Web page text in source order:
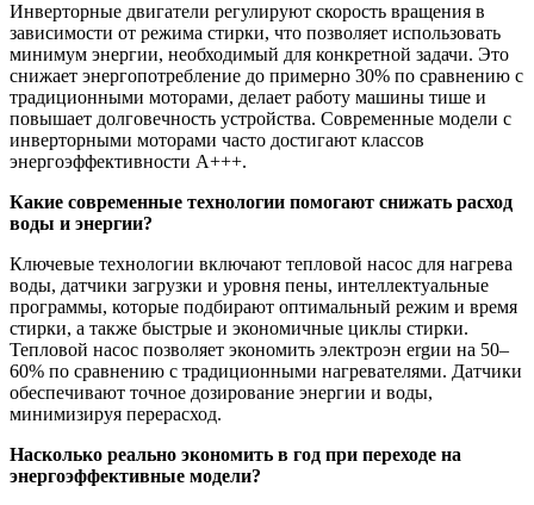
Инверторные двигатели регулируют скорость вращения в
зависимости от режима стирки, что позволяет использовать
минимум энергии, необходимый для конкретной задачи. Это
снижает энергопотребление до примерно 30% по сравнению с
традиционными моторами, делает работу машины тише и
повышает долговечность устройства. Современные модели с
инверторными моторами часто достигают классов
энергоэффективности A+++.
Какие современные технологии помогают снижать расход
воды и энергии?
Ключевые технологии включают тепловой насос для нагрева
воды, датчики загрузки и уровня пены, интеллектуальные
программы, которые подбирают оптимальный режим и время
стирки, а также быстрые и экономичные циклы стирки.
Тепловой насос позволяет экономить электроэн ergии на 50–
60% по сравнению с традиционными нагревателями. Датчики
обеспечивают точное дозирование энергии и воды,
минимизируя перерасход.
Насколько реально экономить в год при переходе на
энергоэффективные модели?